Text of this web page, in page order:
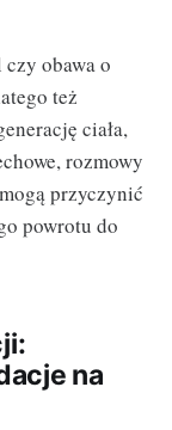
obawa o
też
ciała,
rozmowy
przyczynić
powrotu do
na